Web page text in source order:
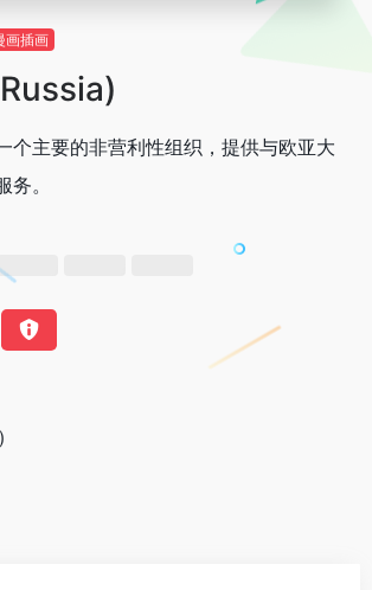
画插画
个主要的非营利性组织，提供与欧亚大
。